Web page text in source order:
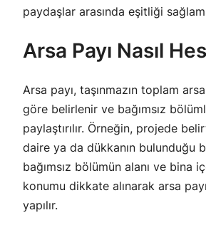
paydaşlar arasında eşitliği
Arsa Payı Nasıl
Arsa payı, taşınmazın toplam
göre belirlenir ve bağımsız
paylaştırılır. Örneğin, projede
daire ya da dükkanın bulunduğu
bağımsız bölümün alanı ve bina
konumu dikkate alınarak arsa
yapılır.